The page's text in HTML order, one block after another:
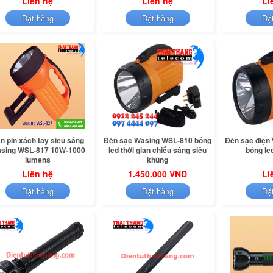
Đặt hàng Đặt hàng
pin xách tay siêu sáng
WSL-817 10W-1000
lumens
Liên hệ
Đặt hàng
Đèn sạc Wasing WSL-810 bóng
led thời gian chiếu sáng siêu
khủng
1.450.000 VNĐ
Đặt hàng
Đèn sạc điện
bóng